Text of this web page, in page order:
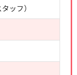
ッフ）